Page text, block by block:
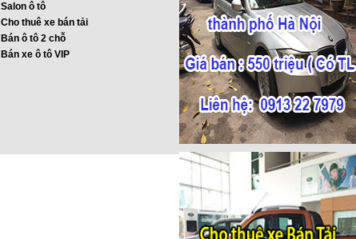
Salon ô tô
Cho thuê xe bán tải
Bán ô tô 2 chỗ
Bán xe ô tô VIP